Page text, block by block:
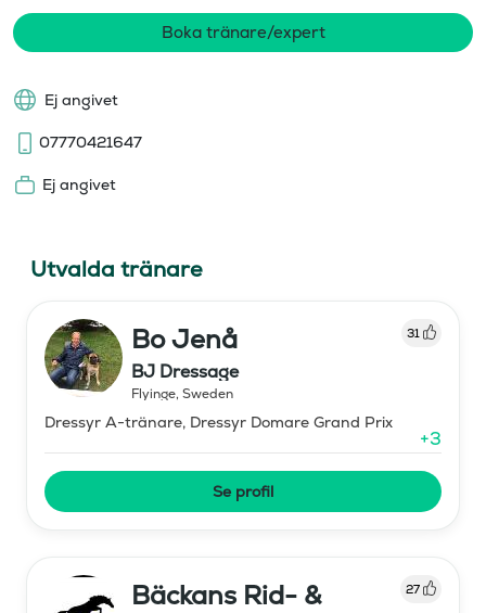
Boka tränare/expert
Ej angivet
07770421647
Ej angivet
Utvalda tränare
Bo Jenå 31
BJ Dressage
Flyinge, Sweden
Dressyr A-tränare, Dressyr Domare Grand Prix
+3
Se profil
Bäckans Rid- &
27